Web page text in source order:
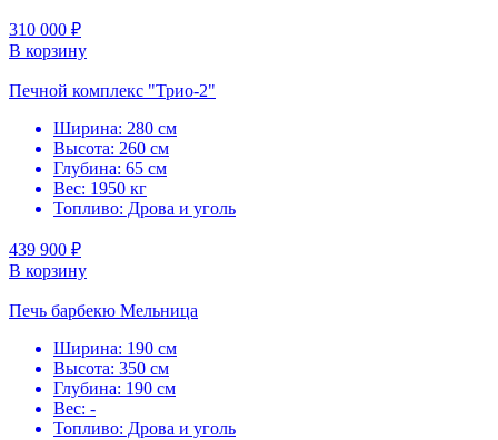
310 000 ₽
В корзину
Печной комплекс "Трио-2"
Ширина: 280 см
Высота: 260 см
Глубина: 65 см
Вес: 1950 кг
Топливо: Дрова и уголь
439 900 ₽
В корзину
Печь барбекю Мельница
Ширина: 190 см
Высота: 350 см
Глубина: 190 см
Вес: -
Топливо: Дрова и уголь